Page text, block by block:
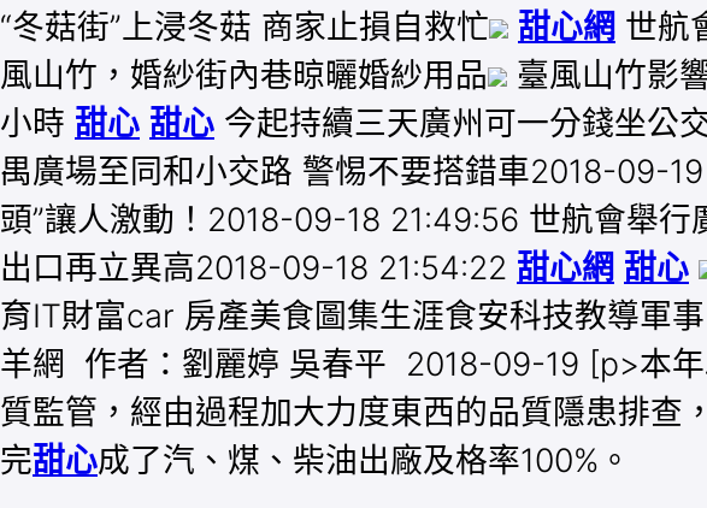
“冬菇街”上浸冬菇 商家止損自救忙
甜心網 世航
風山竹，婚紗街內巷晾曬婚紗用品
臺風山竹影
小時 甜心 甜心 今起持續三天廣州可一分錢坐公
禺廣場至同和小交路 警惕不要搭錯車2018-09-
頭”讓人激動！2018-09-18 21:49:56 世航會舉
出口再立異高2018-09-18 21:54:22 甜心網 甜心
育IT財富car 房產美食圖集生涯食安科技教導軍事
羊網 作者：劉麗婷 吳春平 2018-09-19 [p>本
質監管，經由過程加大力度東西的品質隱患排查
完甜心成了汽、煤、柴油出廠及格率100%。